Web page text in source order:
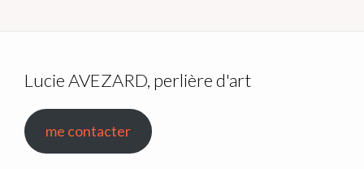
Lucie AVEZARD, perlière d'art
me contacter